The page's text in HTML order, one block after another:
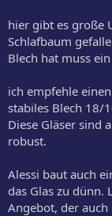
hier gibt es große
Schlafbaum
Blech hat muss
ich empfehle
stabiles Blech 18/
Diese Gläser sind
robust.
Alessi baut auch
das Glas zu dünn.
Angebot, der